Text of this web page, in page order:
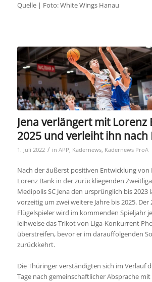
Quelle | Foto: White Wings Hanau
Jena verlängert mit Lorenz
2025 und verleiht ihn nach
1. Juli 2022 / in APP, Kadernews, Kadernews ProA
Nach der äußerst positiven Entwicklung
Lorenz Bank in der zurückliegenden
Medipolis SC Jena den ursprünglich bis 2023
vorzeitig um zwei weitere Jahre bis 2025. Der
Flügelspieler wird im kommenden Spieljahr
leihweise das Trikot von Liga-Konkurrent
überstreifen, bevor er im darauffolgenden
zurückkehrt.
Die Thüringer verständigten sich im Verlauf
Tage nach gemeinschaftlicher Absprache